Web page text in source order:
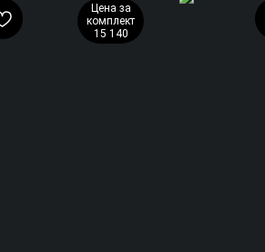
Цена за
комплект
15 140